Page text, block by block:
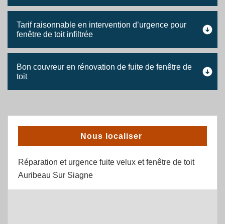
Tarif raisonnable en intervention d’urgence pour
fenêtre de toit infiltrée
Bon couvreur en rénovation de fuite de fenêtre de
toit
Nous localiser
Réparation et urgence fuite velux et fenêtre de toit
Auribeau Sur Siagne